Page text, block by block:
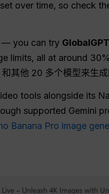
over time, so check
— you can try GlobalGPT
limits, all at around
和其他 20 多个模型来生
tools alongside its
supported Gemini
Banana Pro image